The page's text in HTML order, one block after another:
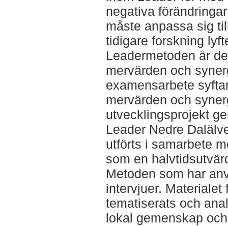
negativa
måste anpassa sig
tidigare forskning
Leadermetoden är
mervärden och
examensarbete
mervärden och
utvecklingsprojekt
Leader Nedre
utförts i samarbete
som en
Metoden som har
intervjuer. Materialet
tematiserats och
lokal gemenskap